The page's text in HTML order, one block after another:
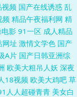
视频 国产在线诱惑 乱
频 精品午夜福利网 精
影 91一区 成人精品
网址 激情文学色 国产
A片 国产日韩亚洲综
欧美大粗吊人妖 深夜
18视频 欧美大鸡吧 草
人人超碰青青 美女白